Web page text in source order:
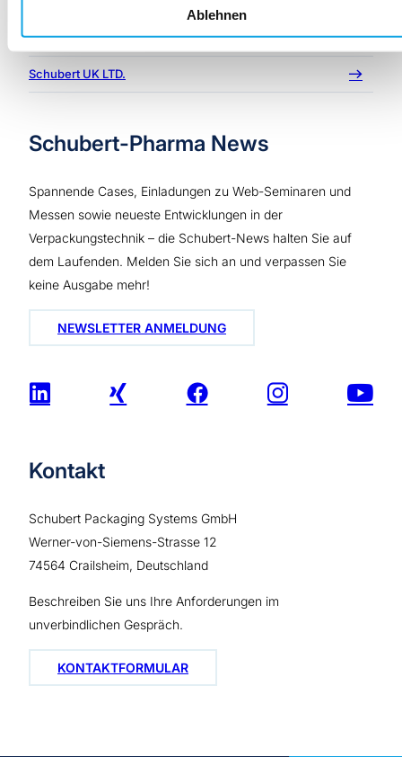
Ablehnen
Schubert North America, LLC
Schubert UK LTD.
Schubert-Pharma News
Spannende Cases, Einladungen zu Web-Seminaren und
Messen sowie neueste Entwicklungen in der
Verpackungstechnik – die Schubert-News halten Sie auf
dem Laufenden. Melden Sie sich an und verpassen Sie
keine Ausgabe mehr!
NEWSLETTER ANMELDUNG
Kontakt
Schubert Packaging Systems GmbH
Werner-von-Siemens-Strasse 12
74564 Crailsheim, Deutschland
Beschreiben Sie uns Ihre Anforderungen im
unverbindlichen Gespräch.
KONTAKTFORMULAR